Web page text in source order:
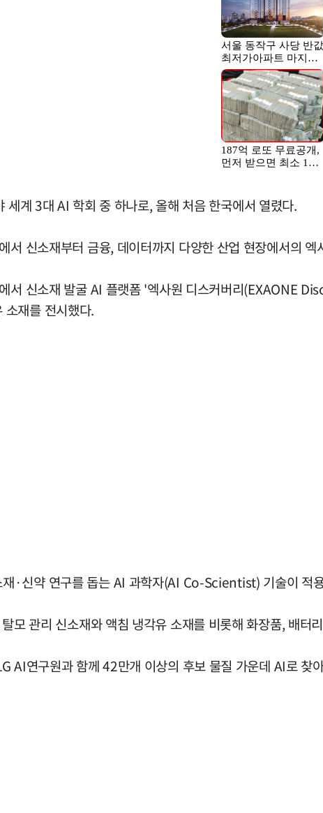
세계 3대 AI 학회 중 하나로, 올해 처음 한국에서 열렸다.
서 신소재부터 금융, 데이터까지 다양한 산업 현장에서의 엑
서 신소재 발굴 AI 플랫폼 '엑사원 디스커버리(EXAONE
소재를 전시했다.
재·신약 연구를 돕는 AI 과학자(AI Co-Scientist) 기술이 적
모 관리 신소재와 액침 냉각유 소재를 비롯해 화장품, 배터
AI연구원과 함께 42만개 이상의 후보 물질 가운데 AI로 찾